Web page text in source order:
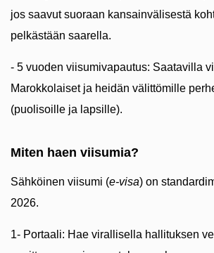
jos saavut suoraan kansainvälisestä
pelkästään saarella.
- 5 vuoden viisumivapautus: Saatavilla
Marokkolaiset ja heidän välittömille
(puolisoille ja lapsille).
Miten haen viisumia?
Sähköinen viisumi (e-visa) on
2026.
1- Portaali: Hae virallisella hallituksen